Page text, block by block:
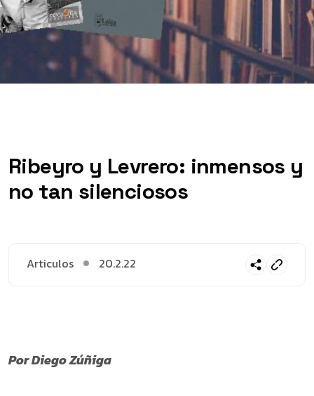
Ribeyro y Levrero: inmensos y
no tan silenciosos
Articulos 20.2.22
Por Diego Zúñiga